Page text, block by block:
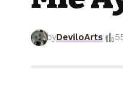
byDeviloArts